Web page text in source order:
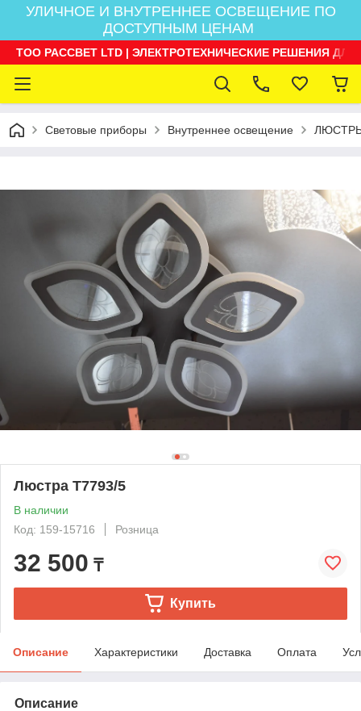
УЛИЧНОЕ И ВНУТРЕННЕЕ ОСВЕЩЕНИЕ ПО
ДОСТУПНЫМ ЦЕНАМ
ТОО РАССВЕТ LTD | ЭЛЕКТРОТЕХНИЧЕСКИЕ РЕШЕНИЯ
Световые приборы Внутреннее освещение
Люстра T7793/5
В наличии
Код: 159-15716
Розница
32 500 ₸
Купить
Описание Характеристики Доставка Оплата
Описание